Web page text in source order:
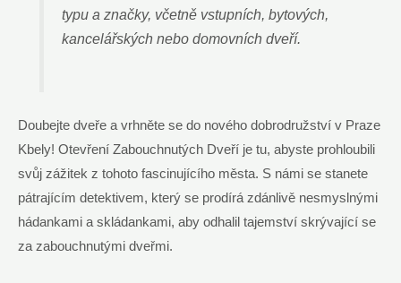
typu a značky, včetně vstupních, bytových,
kancelářských nebo domovních dveří.
Doubejte dveře a vrhněte se do nového dobrodružství v Praze
Kbely! Otevření Zabouchnutých Dveří je tu, abyste prohloubili
svůj zážitek z tohoto fascinujícího města. S námi se stanete
pátrajícím detektivem, který se prodírá zdánlivě nesmyslnými
hádankami a skládankami, aby odhalil tajemství skrývající se
za zabouchnutými dveřmi.